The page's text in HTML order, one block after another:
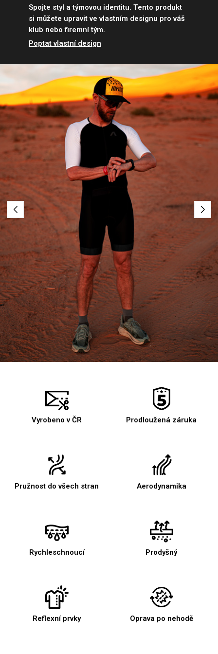
Spojte styl a týmovou identitu. Tento produkt
si můžete upravit ve vlastním designu pro váš
klub nebo firemní tým.
Poptat vlastní design
Vyrobeno v ČR Prodloužená záruka
Pružnost do všech stran Aerodynamika
Rychleschnoucí Prodyšný
Reflexní prvky Oprava po nehodě